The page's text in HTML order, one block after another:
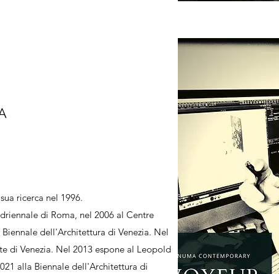
ricerca nel 1996.
di Roma, nel 2006 al Centre
dell'Architettura di Venezia. Nel
di Venezia. Nel 2013 espone al Leopold
alla Biennale dell'Architettura di